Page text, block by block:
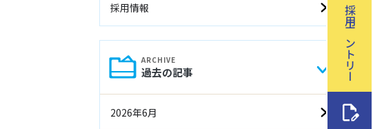
採用エントリー
採用情報
過去の記事
2026年6月